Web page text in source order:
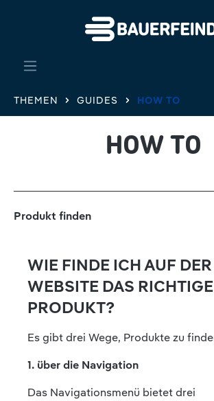
THEMEN GUIDES HOW TO
HOW TO
Produkt finden
WIE FINDE ICH AUF DER
WEBSITE DAS RICHTIGE
PRODUKT?
Es gibt drei Wege, Produkte zu
1. über die Navigation
Das Navigationsmenü bietet drei